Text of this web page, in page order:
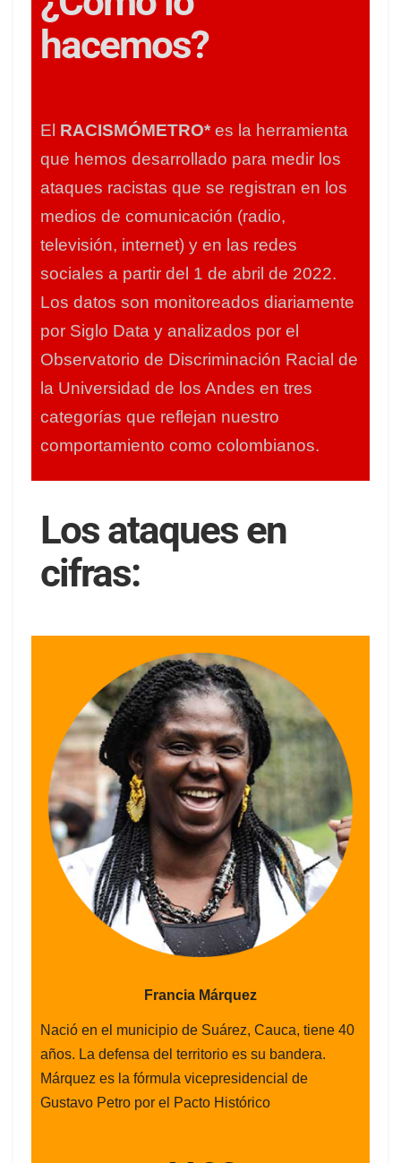
hacemos?
El RACISMÓMETRO*es la herramienta
que hemos desarrollado para medir los
ataques racistas que se registran en los
medios de comunicación (radio,
televisión, internet) y en las redes
sociales a partir del 1 de abril de 2022.
Los datos son monitoreados diariamente
por Siglo Data y analizados por el
Observatorio de Discriminación Racial de
la Universidad de los Andes en tres
categorías que reflejan nuestro
comportamiento como colombianos.
Los ataques en
cifras:
Francia Márquez
Nació en el municipio de Suárez, Cauca, tiene 40
años. La defensa del territorio es su bandera.
Márquez es la fórmula vicepresidencial de
Gustavo Petro por el Pacto Histórico